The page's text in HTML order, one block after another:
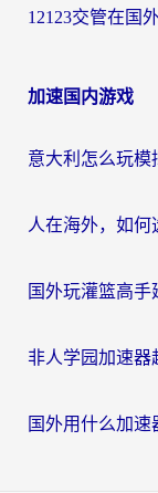
加速国内游戏